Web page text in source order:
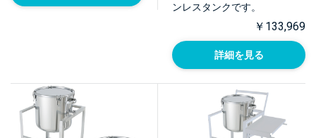
ンレスタンクです。
￥133,969
詳細を見る